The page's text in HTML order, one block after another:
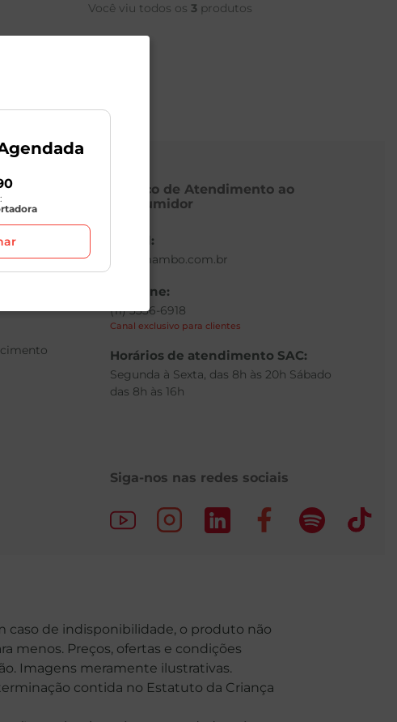
Você viu todos os 3produtos
Serviço de Atendimento ao
Consumidor
E-mail:
sac@mambo.com.br
Telefone:
(11) 3336-6918
Canal exclusivo para clientes
Horários de atendimento SAC:
Segunda à Sexta, das 8h às 20h Sábado
das 8h às 16h
Siga-nos nas redes sociais
caso de indisponibilidade, o produto não
menos. Preços, ofertas e condições
Imagens meramente ilustrativas.
contida no Estatuto da Criança